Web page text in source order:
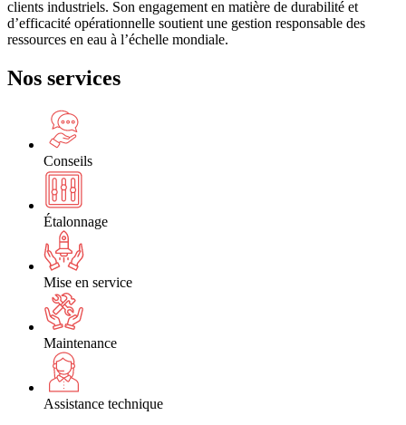
clients industriels. Son engagement en matière de durabilité et
d’efficacité opérationnelle soutient une gestion responsable des
ressources en eau à l’échelle mondiale.
Nos services
Conseils
Étalonnage
Mise en service
Maintenance
Assistance technique